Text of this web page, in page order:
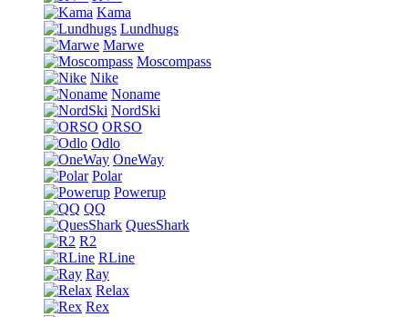
Kama
Lundhugs
Marwe
Moscompass
Nike
Noname
NordSki
ORSO
Odlo
OneWay
Polar
Powerup
QQ
QuesShark
R2
RLine
Ray
Relax
Rex